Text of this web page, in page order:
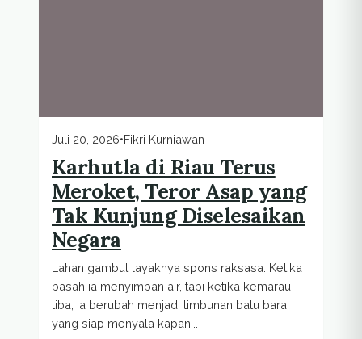
Juli 20, 2026•Fikri Kurniawan
Karhutla di Riau Terus
Meroket, Teror Asap yang
Tak Kunjung Diselesaikan
Negara
Lahan gambut layaknya spons raksasa. Ketika
basah ia menyimpan air, tapi ketika kemarau
tiba, ia berubah menjadi timbunan batu bara
yang siap menyala kapan...